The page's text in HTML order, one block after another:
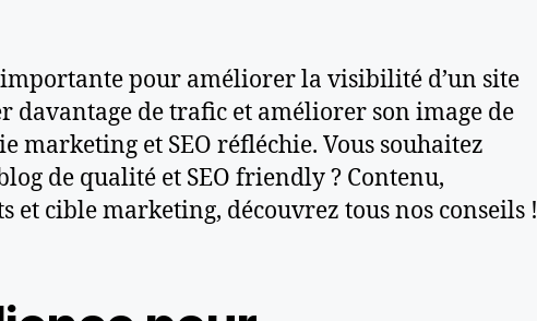
pour améliorer la visibilité d’un site
davantage de trafic et améliorer son image de
marketing et SEO réfléchie. Vous souhaitez
de qualité et SEO friendly ? Contenu,
et cible marketing, découvrez tous nos conseils !